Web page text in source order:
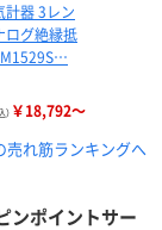
計器 3レン
ログ絶縁抵
） ￥18,792～
売れ筋ランキングへ
ンポイントサー